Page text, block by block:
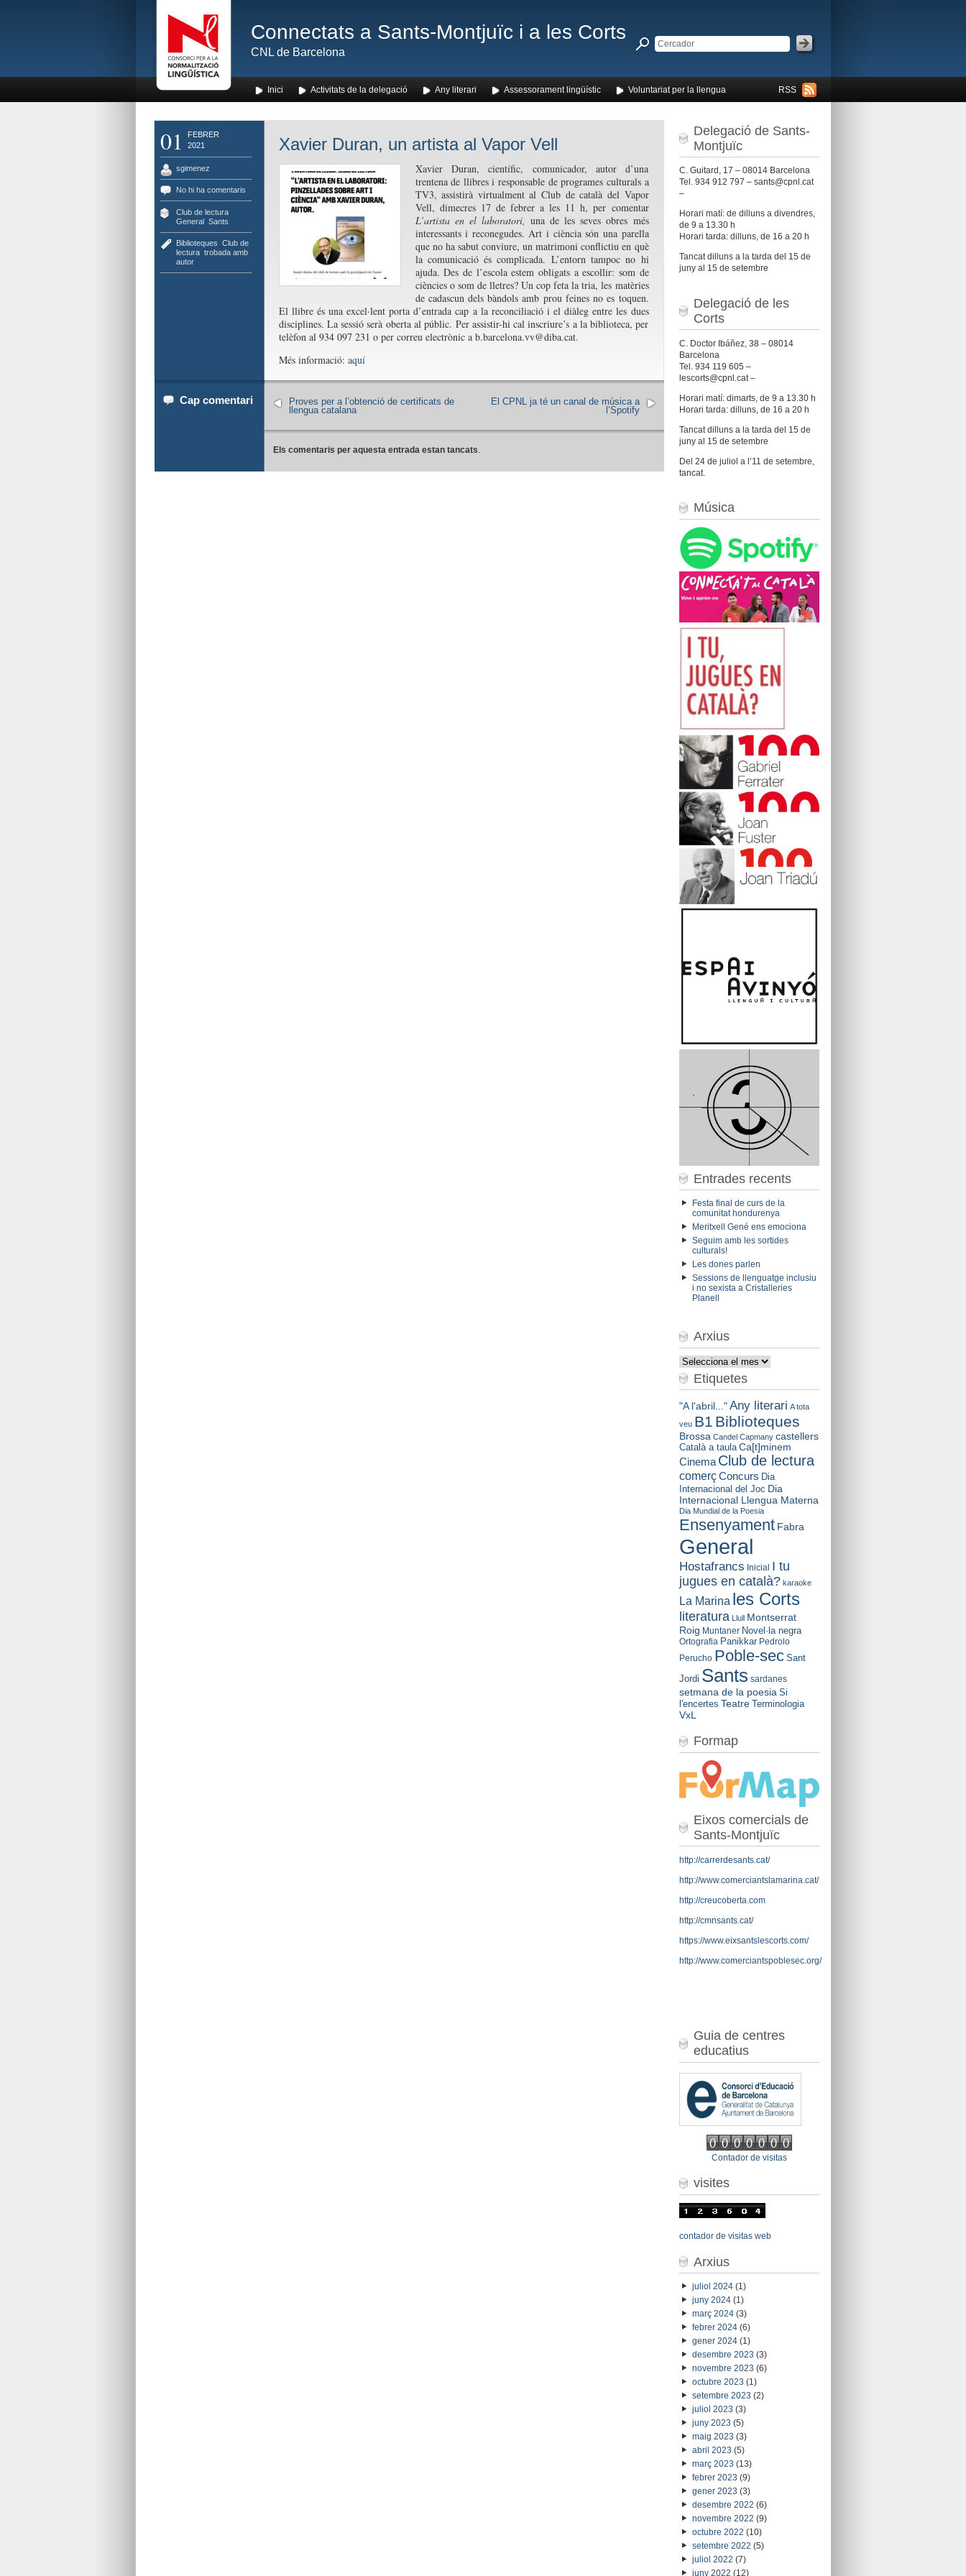
Connectats a Sants-Montjuïc i a les Corts
CNL de Barcelona
RSS
Inici Activitats de la delegació Any literari Assessorament lingüístic Voluntariat per la llengua
01
FEBRER
2021
sgimenez
No hi ha comentaris
Club de lectura,
General, Sants
Biblioteques Club de
lectura, trobada amb
autor
Xavier Duran, un artista al Vapor Vell
Xavier Duran, científic, comunicador, autor d’una
trentena de llibres i responsable de programes culturals a
TV3, assistirà virtualment al Club de català del Vapor
Vell, dimecres 17 de febrer a les 11 h, per comentar
L’artista en el laboratori, una de les seves obres més
interessants i reconegudes. Art i ciència són una parella
que no ha sabut conviure, un matrimoni conflictiu en què
la comunicació és complicada. L’entorn tampoc no hi
ajuda. Des de l’escola estem obligats a escollir: som de
ciències o som de lletres? Un cop feta la tria, les matèries
de cadascun dels bàndols amb prou feines no es toquen.
El llibre és una excel·lent porta d’entrada cap a la reconciliació i el diàleg entre les dues
disciplines. La sessió serà oberta al públic. Per assistir-hi cal inscriure’s a la biblioteca, per
telèfon al 934 097 231 o per correu electrònic a b.barcelona.vv@diba.cat.
Més informació: aquí
Cap comentari
El CPNL ja té un canal de música a
l’Spotify
Proves per a l’obtenció de certificats de
llengua catalana
Els comentaris per aquesta entrada estan tancats.
Delegació de Sants-
Montjuïc
C. Guitard, 17 – 08014 Barcelona
Tel. 934 912 797 – sants@cpnl.cat
–
Horari matí: de dilluns a divendres,
de 9 a 13.30 h
Horari tarda: dilluns, de 16 a 20 h
Tancat dilluns a la tarda del 15 de
juny al 15 de setembre
Delegació de les
Corts
C. Doctor Ibáñez, 38 – 08014
Barcelona
Tel. 934 119 605 –
lescorts@cpnl.cat –
Horari matí: dimarts, de 9 a 13.30 h
Horari tarda: dilluns, de 16 a 20 h
Tancat dilluns a la tarda del 15 de
juny al 15 de setembre
Del 24 de juliol a l’11 de setembre,
tancat.
Música
Entrades recents
Festa final de curs de la
comunitat hondurenya
Meritxell Gené ens emociona
Seguim amb les sortides
culturals!
Les dones parlen
Sessions de llenguatge inclusiu
i no sexista a Cristalleries
Planell
Arxius
Arxius
Etiquetes
"A l'abril..." Any literari A tota
veu B1 Biblioteques
Brossa Candel Capmany castellers
Català a taula Ca[t]minem
Cinema Club de lectura
comerç Concurs Dia
Internacional del Joc Dia
Internacional Llengua Materna
Dia Mundial de la Poesia
Ensenyament Fabra
General
Hostafrancs Inicial I tu
jugues en català? karaoke
La Marina les Corts
literatura Llull Montserrat
Roig Muntaner Novel·la negra
Ortografia Panikkar Pedrolo
Perucho Poble-sec Sant
Jordi Sants sardanes
setmana de la poesia Si
l'encertes Teatre Terminologia
VxL
Formap
Eixos comercials de
Sants-Montjuïc
http://carrerdesants.cat/
http://www.comerciantslamarina.cat/
http://creucoberta.com
http://cmnsants.cat/
https://www.eixsantslescorts.com/
http://www.comerciantspoblesec.org/
Guia de centres
educatius
Contador de visitas
visites
contador de visitas web
Arxius
juliol 2024(1)
juny 2024(1)
març 2024(3)
febrer 2024(6)
gener 2024(1)
desembre 2023 (3)
novembre 2023 (6)
octubre 2023 (1)
setembre 2023 (2)
juliol 2023 (3)
juny 2023 (5)
maig 2023 (3)
abril 2023 (5)
març 2023 (13)
febrer 2023 (9)
gener 2023 (3)
desembre 2022 (6)
novembre 2022 (9)
octubre 2022 (10)
setembre 2022 (5)
juliol 2022 (7)
juny 2022 (12)